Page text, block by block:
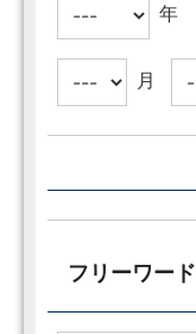
年
月
フリーワード